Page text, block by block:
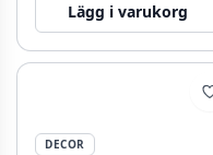
Lägg i varukorg
DECOR